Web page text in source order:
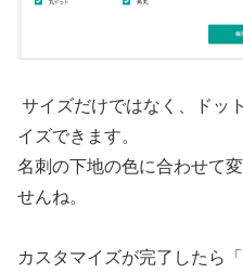
サイズだけではなく、ドッ
イズできます。
名刺の下地の色に合わせて
せんね。
カスタマイズが完了したら